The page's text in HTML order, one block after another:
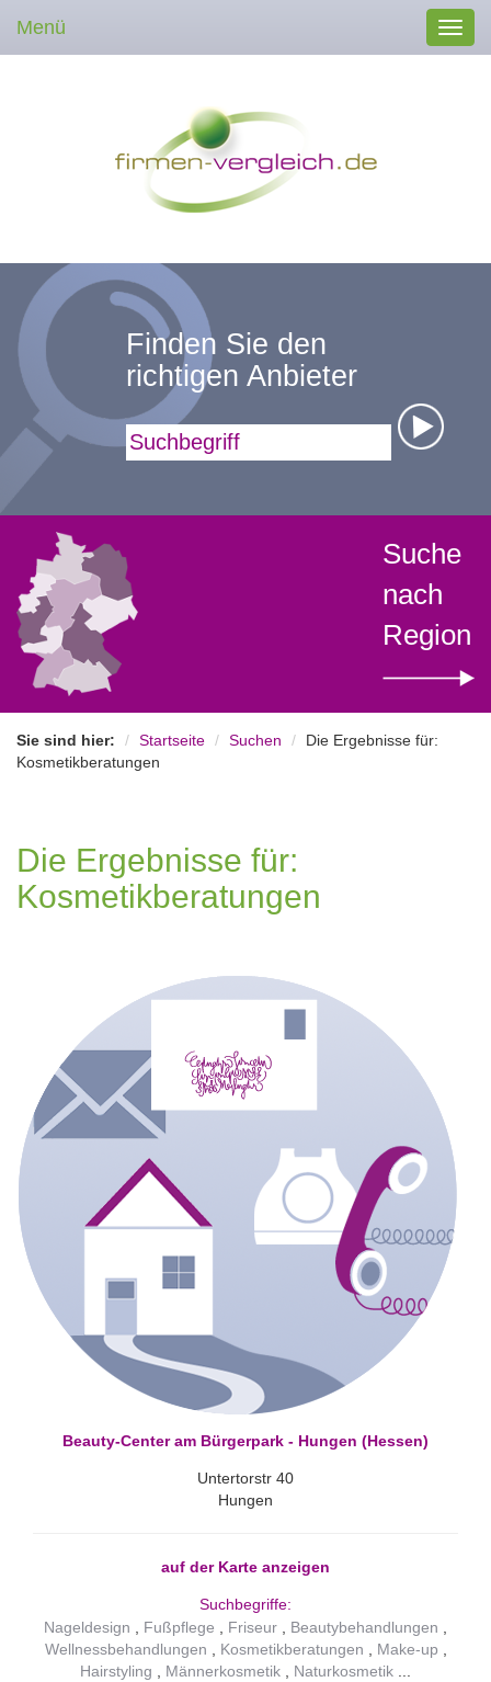
Menü
Finden Sie den
richtigen Anbieter
Suchbegriff
Suche
nach
Region
Sie sind hier: Startseite Suchen
Die Ergebnisse für:
Kosmetikberatungen
Die Ergebnisse für:
Kosmetikberatungen
Beauty-Center am Bürgerpark - Hungen (Hessen)
Untertorstr 40
Hungen
auf der Karte anzeigen
Suchbegriffe:
Nageldesign
Fußpflege Friseur
Beautybehandlungen
Wellnessbehandlungen
Kosmetikberatungen
Make-up
Hairstyling
Männerkosmetik Naturkosmetik